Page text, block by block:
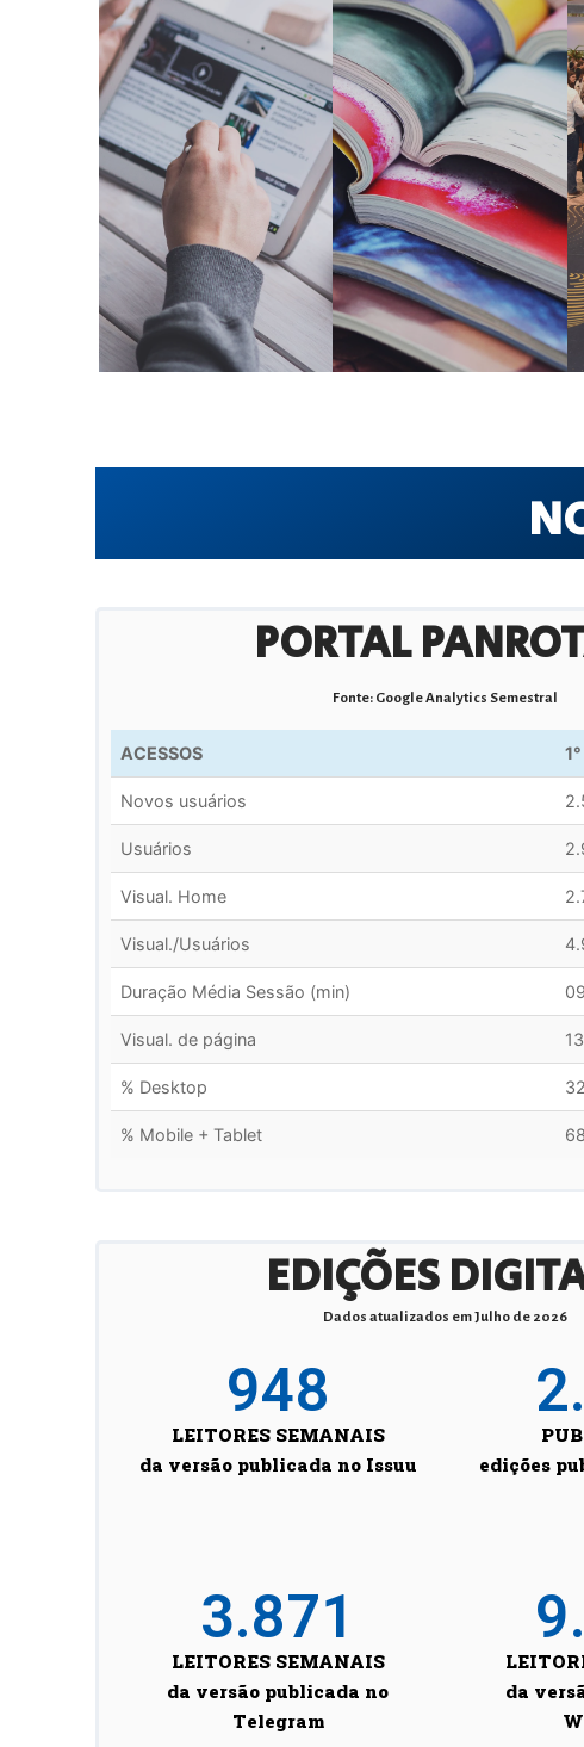
PORTAL
Fonte: Google Analytics Semestral
ACESSOS
Novos usuários
Usuários
Visual. Home
Visual./Usuários
Duração Média Sessão (min)
Visual. de página
% Desktop
% Mobile + Tablet
EDIÇÕES
Dados atualizados em Julho de 2026
948
LEITORES SEMANAIS
da versão publicada no Issuu
edições
3.871
LEITORES SEMANAIS
da versão publicada no
Telegram
da